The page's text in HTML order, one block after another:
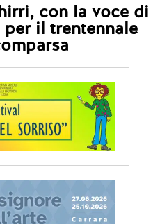
con la voce di
il trentennale